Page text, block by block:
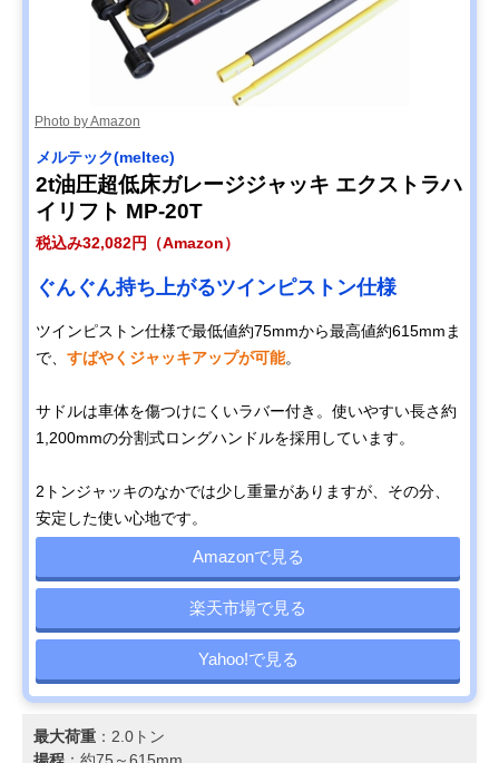
Photo by Amazon
メルテック(meltec)
2t油圧超低床ガレージジャッキ エクストラハ
イリフト MP-20T
税込み32,082円（Amazon）
ぐんぐん持ち上がるツインピストン仕様
ツインピストン仕様で最低値約75mmから最高値約615mmま
で、 すばやくジャッキアップが可能。
サドルは車体を傷つけにくいラバー付き。使いやすい長さ約
1,200mmの分割式ロングハンドルを採用しています。
2トンジャッキのなかでは少し重量がありますが、その分、
安定した使い心地です。
Amazonで見る
楽天市場で見る
Yahoo!で見る
最大荷重 ：2.0トン